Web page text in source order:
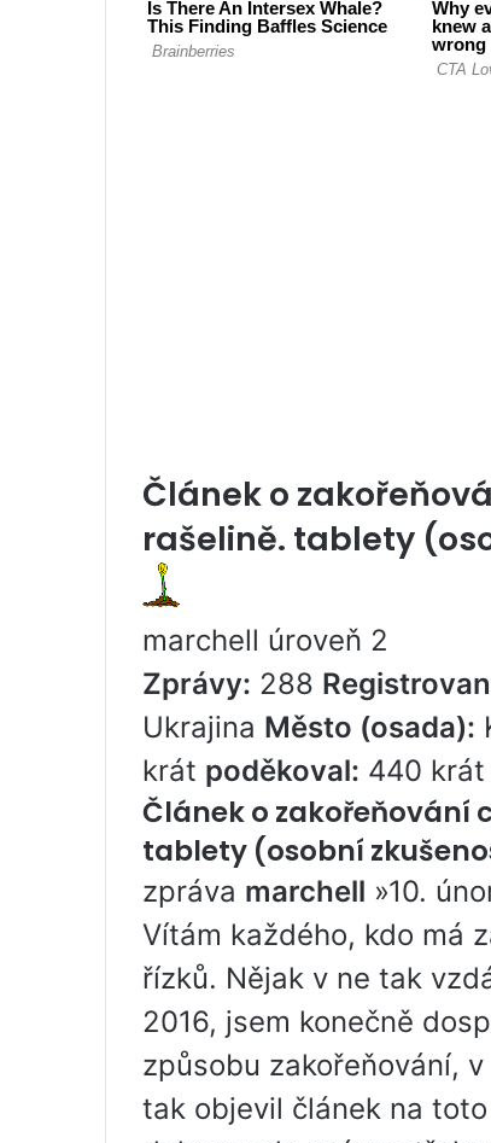
Článek o
rašelině. tablety
marchell úroveň 2
Zprávy: 288
Ukrajina Město (osada):
krát poděkoval: 440 krát
Článek o zakořeňování
tablety (osobní
zpráva marchell »10.
Vítám každého, kdo má
řízků. Nějak v ne tak
2016, jsem konečně
způsobu zakořeňování,
tak objevil článek na